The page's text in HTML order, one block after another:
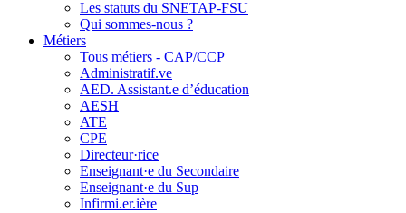
Les statuts du SNETAP-FSU
Qui sommes-nous ?
Métiers
Tous métiers - CAP/CCP
Administratif.ve
AED. Assistant.e d’éducation
AESH
ATE
CPE
Directeur·rice
Enseignant·e du Secondaire
Enseignant·e du Sup
Infirmi.er.ière